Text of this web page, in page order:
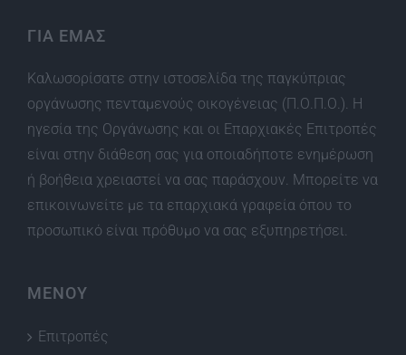
ΓΙΑ ΕΜΑΣ
Καλωσορίσατε στην ιστοσελίδα της παγκύπριας
οργάνωσης πενταμενούς οικογένειας (Π.Ο.Π.Ο.). Η
ηγεσία της Οργάνωσης και οι Επαρχιακές Επιτροπές
είναι στην διάθεση σας για οποιαδήποτε ενημέρωση
ή βοήθεια χρειαστεί να σας παράσχουν. Μπορείτε να
επικοινωνείτε με τα επαρχιακά γραφεία όπου το
προσωπικό είναι πρόθυμο να σας εξυπηρετήσει.
ΜΕΝΟΥ
Επιτροπές